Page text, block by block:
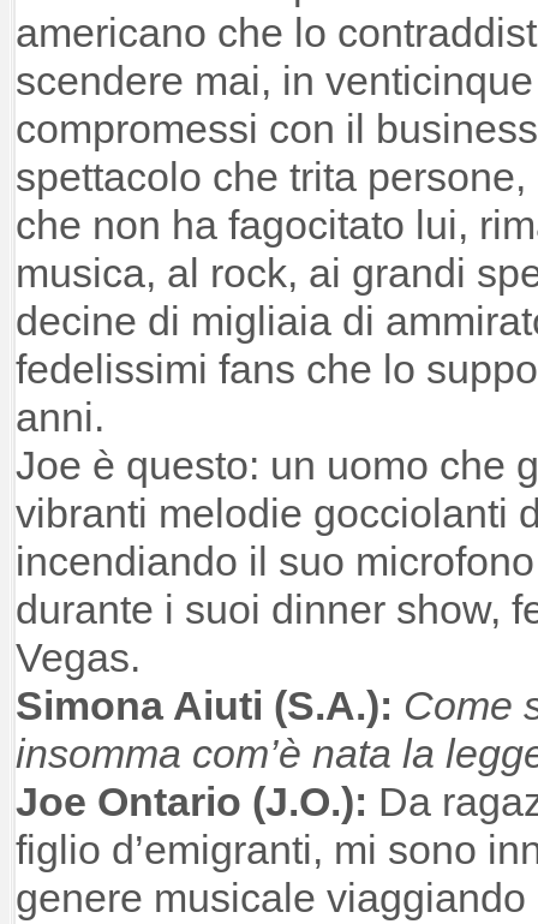
americano che lo
scendere mai, in
compromessi con il
spettacolo che trita
che non ha fagocitato lui,
musica, al rock, ai grandi
decine di migliaia di
fedelissimi fans che lo
anni.
Joe è questo: un uomo che
vibranti melodie gocciolanti
incendiando il suo
durante i suoi dinner show,
Vegas.
Simona Aiuti (S.A.): Come
insomma com’è nata la
Joe Ontario (J.O.): Da
figlio d’emigranti, mi sono
genere musicale viaggiando